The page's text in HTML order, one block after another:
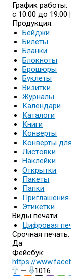
График работы:
с 10:00 до 19:00
Продукция:
Бейджи
Билеты
Бланки
Блокноты
Брошюры
Буклеты
Визитки
Журналы
Календари
Каталоги
Книги
Конверты
Конверты
Листовки
Наклейки
Открытки
Пакеты
Папки
Приглашения
Этикетки
Виды печати:
Цифровая
Срочная печать:
Да
Фейсбук:
https://
—
1016